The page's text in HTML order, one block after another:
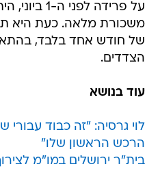
על פרידה
משכורת מלאה. כעת היא
של חודש אחד בלבד,
הצדדים.
עוד בנושא
לוי גרסיה: "זה כבוד עבורי
הרכש הראשון שלו"
בית"ר ירושלים במו"מ